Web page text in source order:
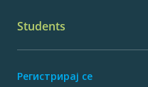
Students
Регистрирај се